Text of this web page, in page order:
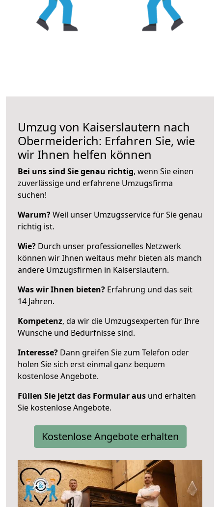
Umzug von Kaiserslautern nach
Obermeiderich: Erfahren Sie, wie
wir Ihnen helfen können
Bei uns sind Sie genau richtig, wenn Sie einen
zuverlässige und erfahrene Umzugsfirma
suchen!
Warum?Weil unser Umzugsservice für Sie genau
richtig ist.
Wie? Durch unser professionelles Netzwerk
können wir Ihnen weitaus mehr bieten als manch
andere Umzugsfirmen in Kaiserslautern.
Was wir Ihnen bieten? Erfahrung und das seit
14 Jahren.
Kompetenz, da wir die Umzugsexperten für Ihre
Wünsche und Bedürfnisse sind.
Interesse? Dann greifen Sie zum Telefon oder
holen Sie sich erst einmal ganz bequem
kostenlose Angebote.
Füllen Sie jetzt das Formular aus und erhalten
Sie kostenlose Angebote.
Kostenlose Angebote erhalten